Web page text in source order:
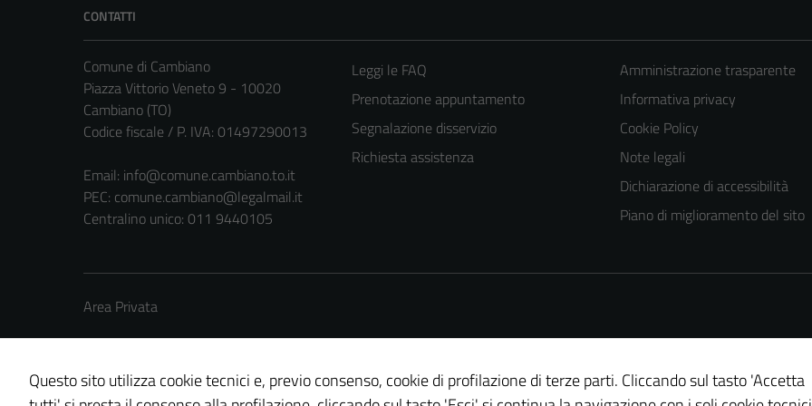
CONTATTI
Comune di Cambiano
Piazza Vittorio Veneto 9 - 10020
Cambiano (TO)
Codice fiscale / P. IVA: 01497290013
Email: info@comune.cambiano.to.it
PEC: comune.cambiano@legalmail.it
Centralino unico: 011 9440105
Leggi le FAQ
Prenotazione appuntamento
Segnalazione disservizio
Richiesta assistenza
Amministrazione trasparente
Informativa privacy
Cookie Policy
Note legali
Dichiarazione di accessibilità
Piano di miglioramento del sito
Area Privata
Questo sito utilizza cookie tecnici e, previo consenso, cookie di profilazione di terze parti. Cliccando sul tasto 'Accetta